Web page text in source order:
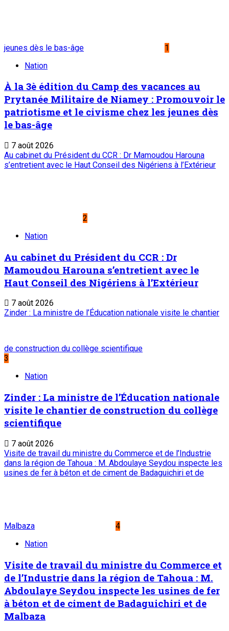
jeunes dès le bas-âge
1
Nation
À la 3è édition du Camp des vacances au
Prytanée Militaire de Niamey : Promouvoir le
patriotisme et le civisme chez les jeunes dès
le bas-âge
7 août 2026
Au cabinet du Président du CCR : Dr Mamoudou Harouna
s’entretient avec le Haut Conseil des Nigériens à l’Extérieur
2
Nation
Au cabinet du Président du CCR : Dr
Mamoudou Harouna s’entretient avec le
Haut Conseil des Nigériens à l’Extérieur
7 août 2026
Zinder : La ministre de l’Éducation nationale visite le chantier
de construction du collège scientifique
3
Nation
Zinder : La ministre de l’Éducation nationale
visite le chantier de construction du collège
scientifique
7 août 2026
Visite de travail du ministre du Commerce et de l’Industrie
dans la région de Tahoua : M. Abdoulaye Seydou inspecte les
usines de fer à béton et de ciment de Badaguichiri et de
Malbaza
4
Nation
Visite de travail du ministre du Commerce et
de l’Industrie dans la région de Tahoua : M.
Abdoulaye Seydou inspecte les usines de fer
à béton et de ciment de Badaguichiri et de
Malbaza